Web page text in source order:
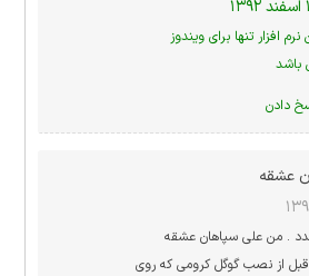
نرم افزار تنها برای ویندوز
باشد
دادن
عشقه
. من علی سپاهان عشقه
قبل از نصب گوگل کرومی که روی